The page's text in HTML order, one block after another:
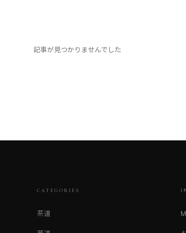
記事が見つかりませんでした
CATEGORIES
茶道